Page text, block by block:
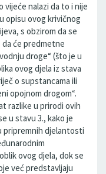
vijeće nalazi da to i nije
opisu ovog krivičnog
s obzirom da se
da će predmetne
droge“ (što je u
ovog djela iz stava
o supstancama ili
opojnom drogom“.
razlike u prirodi ovih
u stavu 3., kako je
pripremnih djelantosti
ovog djela, dok se
već predstavljaju